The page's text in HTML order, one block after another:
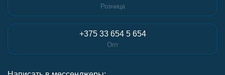
Розница
+375 33 654 5 654
Опт